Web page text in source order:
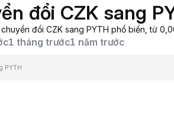
đổi CZK sang
đổi CZK sang PYTH phổ biến, từ
1 tháng trước1 năm trước
PYTH